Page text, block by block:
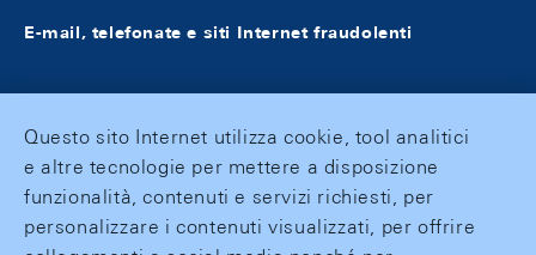
E-mail, telefonate e siti Internet fraudolenti
Questo sito Internet utilizza cookie, tool analitici
e altre tecnologie per mettere a disposizione
funzionalità, contenuti e servizi richiesti, per
personalizzare i contenuti visualizzati, per offrire